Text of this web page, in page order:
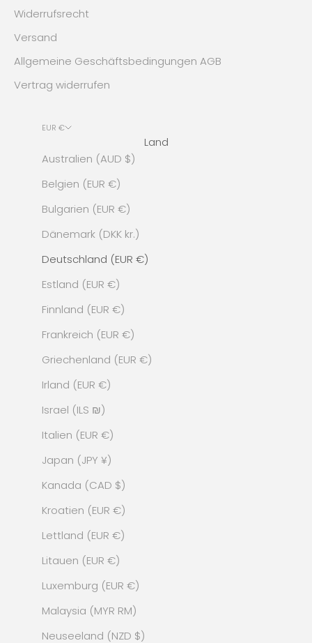
Widerrufsrecht
Versand
Allgemeine Geschäftsbedingungen AGB
Vertrag widerrufen
EUR €
Land
Australien (AUD $)
Belgien (EUR €)
Bulgarien (EUR €)
Dänemark (DKK kr.)
Deutschland (EUR €)
Estland (EUR €)
Finnland (EUR €)
Frankreich (EUR €)
Griechenland (EUR €)
Irland (EUR €)
Israel (ILS ₪)
Italien (EUR €)
Japan (JPY ¥)
Kanada (CAD $)
Kroatien (EUR €)
Lettland (EUR €)
Litauen (EUR €)
Luxemburg (EUR €)
Malaysia (MYR RM)
Neuseeland (NZD $)